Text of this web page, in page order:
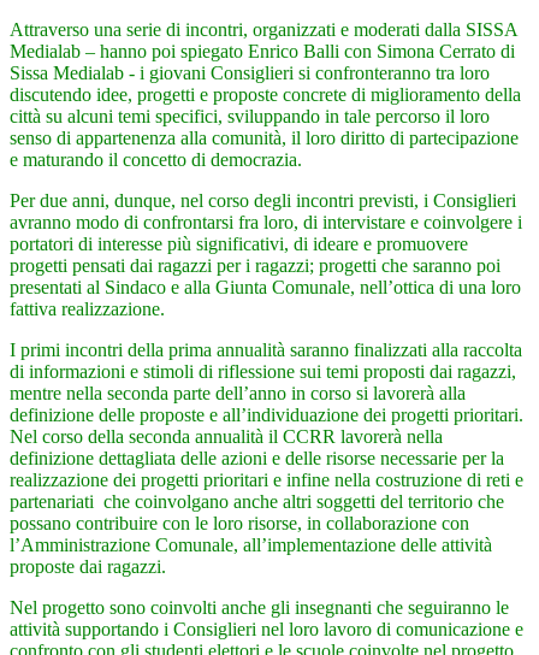
Attraverso una serie di incontri, organizzati e moderati dalla SISSA
Medialab – hanno poi spiegato Enrico Balli con Simona Cerrato di
Sissa Medialab - i giovani Consiglieri si confronteranno tra loro
discutendo idee, progetti e proposte concrete di miglioramento della
città su alcuni temi specifici, sviluppando in tale percorso il loro
senso di appartenenza alla comunità, il loro diritto di partecipazione
e maturando il concetto di democrazia.
Per due anni, dunque, nel corso degli incontri previsti, i Consiglieri
avranno modo di confrontarsi fra loro, di intervistare e coinvolgere i
portatori di interesse più significativi, di ideare e promuovere
progetti pensati dai ragazzi per i ragazzi; progetti che saranno poi
presentati al Sindaco e alla Giunta Comunale, nell’ottica di una loro
fattiva realizzazione.
I primi incontri della prima annualità saranno finalizzati alla raccolta
di informazioni e stimoli di riflessione sui temi proposti dai ragazzi,
mentre nella seconda parte dell’anno in corso si lavorerà alla
definizione delle proposte e all’individuazione dei progetti prioritari.
Nel corso della seconda annualità il CCRR lavorerà nella
definizione dettagliata delle azioni e delle risorse necessarie per la
realizzazione dei progetti prioritari e infine nella costruzione di reti e
partenariati che coinvolgano anche altri soggetti del territorio che
possano contribuire con le loro risorse, in collaborazione con
l’Amministrazione Comunale, all’implementazione delle attività
proposte dai ragazzi.
Nel progetto sono coinvolti anche gli insegnanti che seguiranno le
attività supportando i Consiglieri nel loro lavoro di comunicazione e
confronto con gli studenti elettori e le scuole coinvolte nel progetto.